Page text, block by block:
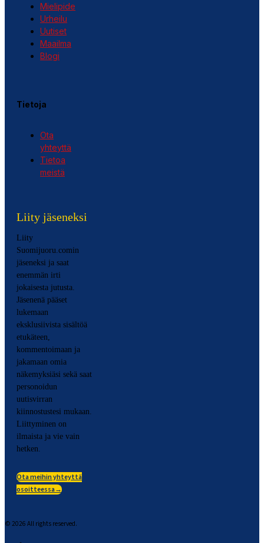
Mielipide
Urheilu
Uutiset
Maailma
Blogi
Tietoja
Ota
yhteyttä
Tietoa
meistä
Liity jäseneksi
Liity
Suomijuoru.comin
jäseneksi ja saat
enemmän irti
jokaisesta jutusta.
Jäsenenä pääset
lukemaan
eksklusiivista sisältöä
etukäteen,
kommentoimaan ja
jakamaan omia
näkemyksiäsi sekä saat
personoidun
uutisvirran
kiinnostustesi mukaan.
Liittyminen on
ilmaista ja vie vain
hetken.
Ota meihin yhteyttä
osoitteessa→
© 2026 All rights reserved.